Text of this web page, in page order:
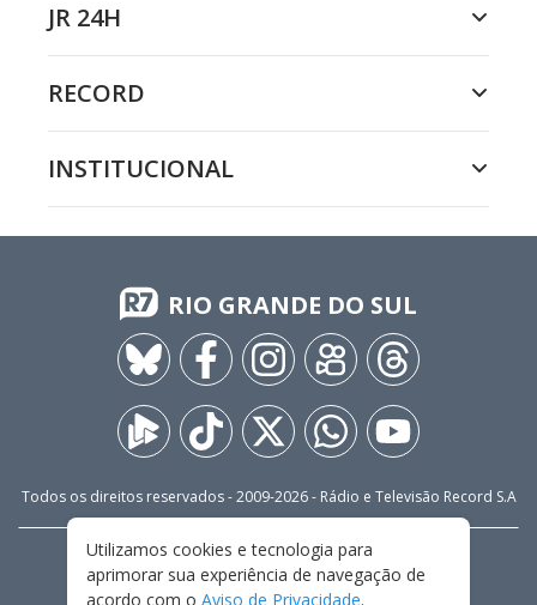
JR 24H
RECORD
INSTITUCIONAL
RIO GRANDE DO SUL
Todos os direitos reservados - 2009-2026- Rádio e Televisão Record S.A
FALE CONOSCO
PRIVACIDADE
TERMOS E CONDIÇÕES DE USO
Utilizamos cookies e tecnologia para
aprimorar sua experiência de navegação de
acordo com o Aviso de Privacidade.